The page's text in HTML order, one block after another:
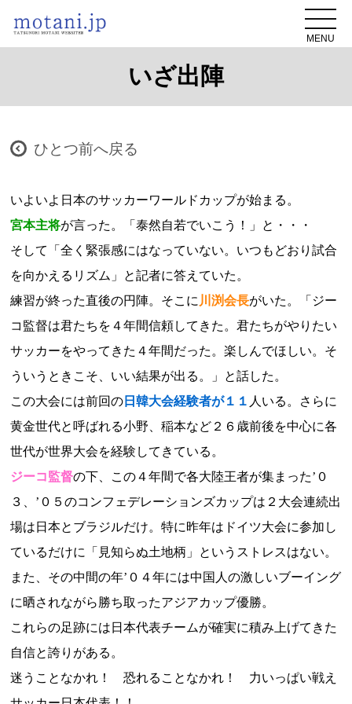
MENU
いざ出陣
ひとつ前へ戻る
いよいよ日本のサッカーワールドカップが始まる。
宮本主将が言った。「泰然自若でいこう！」と・・・
そして「全く緊張感にはなっていない。いつもどおり試合
を向かえるリズム」と記者に答えていた。
練習が終った直後の円陣。そこに 川渕会長がいた。「ジー
コ監督は君たちを４年間信頼してきた。君たちがやりたい
サッカーをやってきた４年間だった。楽しんでほしい。そ
ういうときこそ、いい結果が出る。」と話した。
この大会には前回の 日韓大会経験者が１１ 人いる。さらに
黄金世代と呼ばれる小野、稲本など２６歳前後を中心に各
世代が世界大会を経験してきている。
ジーコ監督の下、この４年間で各大陸王者が集まった’０
３、’０５のコンフェデレーションズカップは２大会連続出
場は日本とブラジルだけ。特に昨年はドイツ大会に参加し
ているだけに「見知らぬ土地柄」というストレスはない。
また、その中間の年’０４年には中国人の激しいブーイング
に晒されながら勝ち取ったアジアカップ優勝。
これらの足跡には日本代表チームが確実に積み上げてきた
自信と誇りがある。
迷うことなかれ！ 恐れることなかれ！ 力いっぱい戦え